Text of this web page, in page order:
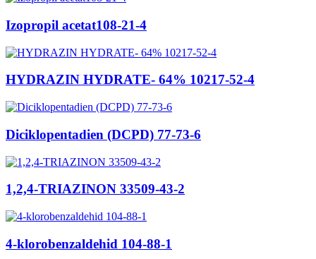
Izopropil acetat108-21-4
HYDRAZIN HYDRATE- 64% 10217-52-4
Diciklopentadien (DCPD) 77-73-6
1,2,4-TRIAZINON 33509-43-2
4-klorobenzaldehid 104-88-1